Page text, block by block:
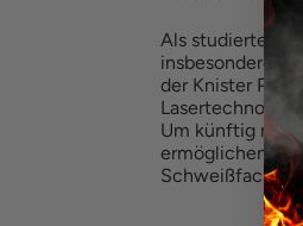
Als studierter
insbesondere
der Knister
Um künftig
ermöglichen ist